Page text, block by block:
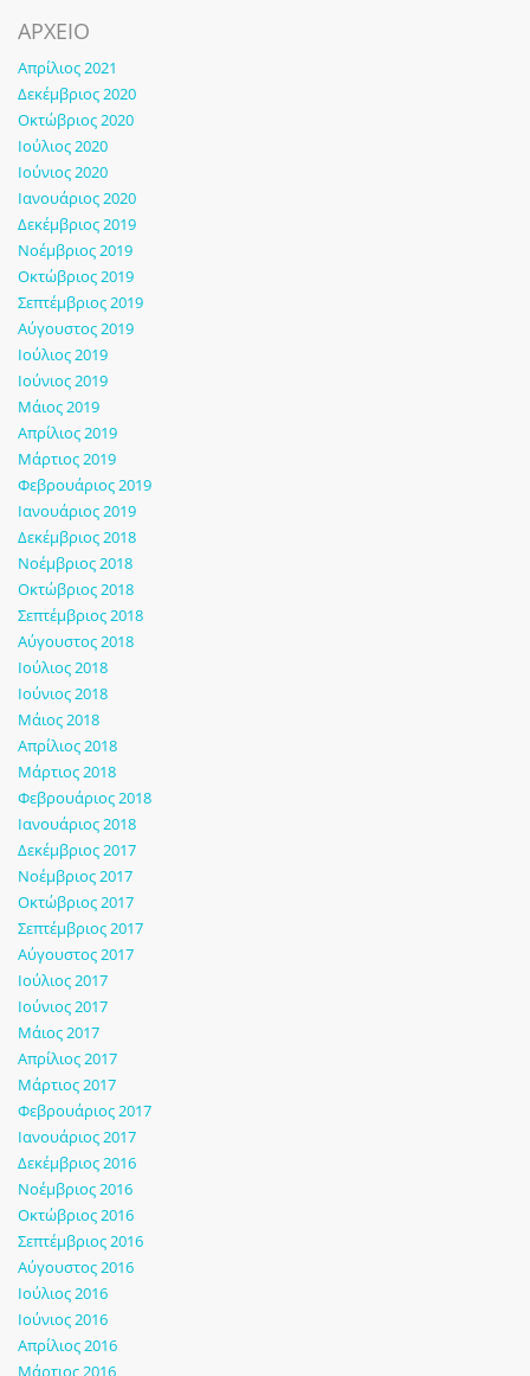
ΑΡΧΕΙΟ
Απρίλιος 2021
Δεκέμβριος 2020
Οκτώβριος 2020
Ιούλιος 2020
Ιούνιος 2020
Ιανουάριος 2020
Δεκέμβριος 2019
Νοέμβριος 2019
Οκτώβριος 2019
Σεπτέμβριος 2019
Αύγουστος 2019
Ιούλιος 2019
Ιούνιος 2019
Μάιος 2019
Απρίλιος 2019
Μάρτιος 2019
Φεβρουάριος 2019
Ιανουάριος 2019
Δεκέμβριος 2018
Νοέμβριος 2018
Οκτώβριος 2018
Σεπτέμβριος 2018
Αύγουστος 2018
Ιούλιος 2018
Ιούνιος 2018
Μάιος 2018
Απρίλιος 2018
Μάρτιος 2018
Φεβρουάριος 2018
Ιανουάριος 2018
Δεκέμβριος 2017
Νοέμβριος 2017
Οκτώβριος 2017
Σεπτέμβριος 2017
Αύγουστος 2017
Ιούλιος 2017
Ιούνιος 2017
Μάιος 2017
Απρίλιος 2017
Μάρτιος 2017
Φεβρουάριος 2017
Ιανουάριος 2017
Δεκέμβριος 2016
Νοέμβριος 2016
Οκτώβριος 2016
Σεπτέμβριος 2016
Αύγουστος 2016
Ιούλιος 2016
Ιούνιος 2016
Απρίλιος 2016
Μάρτιος 2016